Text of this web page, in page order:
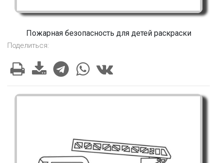
Пожарная безопасность для детей раскраски
Поделиться: